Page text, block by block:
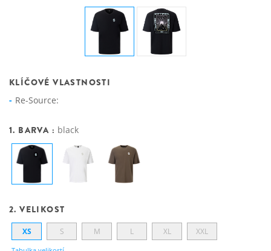
KLÍČOVÉ VLASTNOSTI
Re-Source:
1. BARVA : black
2. VELIKOST
XS S M L XL XXL